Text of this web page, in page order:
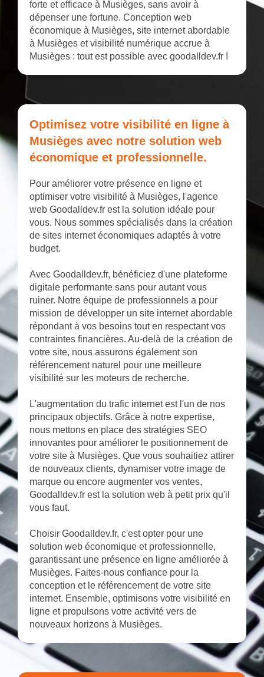
forte et efficace à Musièges, sans avoir à
dépenser une fortune. Conception web
économique à Musièges, site internet abordable
à Musièges et visibilité numérique accrue à
Musièges : tout est possible avec goodalldev.fr !
Optimisez votre visibilité en ligne à
Musièges avec notre solution web
économique et professionnelle.
Pour améliorer votre présence en ligne et
optimiser votre visibilité à Musièges, l'agence
web Goodalldev.fr est la solution idéale pour
vous. Nous sommes spécialisés dans la création
de sites internet économiques adaptés à votre
budget.
Avec Goodalldev.fr, bénéficiez d'une plateforme
digitale performante sans pour autant vous
ruiner. Notre équipe de professionnels a pour
mission de développer un site internet abordable
répondant à vos besoins tout en respectant vos
contraintes financières. Au-delà de la création de
votre site, nous assurons également son
référencement naturel pour une meilleure
visibilité sur les moteurs de recherche.
L'augmentation du trafic internet est l'un de nos
principaux objectifs. Grâce à notre expertise,
nous mettons en place des stratégies SEO
innovantes pour améliorer le positionnement de
votre site à Musièges. Que vous souhaitiez attirer
de nouveaux clients, dynamiser votre image de
marque ou encore augmenter vos ventes,
Goodalldev.fr est la solution web à petit prix qu'il
vous faut.
Choisir Goodalldev.fr, c'est opter pour une
solution web économique et professionnelle,
garantissant une présence en ligne améliorée à
Musièges. Faites-nous confiance pour la
conception et le référencement de votre site
internet. Ensemble, optimisons votre visibilité en
ligne et propulsons votre activité vers de
nouveaux horizons à Musièges.